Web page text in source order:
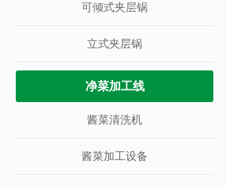
可倾式夹层锅
立式夹层锅
净菜加工线
酱菜清洗机
酱菜加工设备